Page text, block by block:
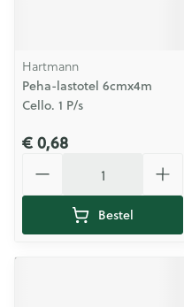
Hartmann
Peha-lastotel 6cmx4m
Cello. 1 P/s
€ 0,68
Bestel